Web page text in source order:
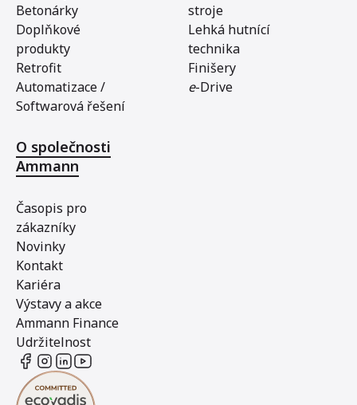
Betonárky
Doplňkové
produkty
Retrofit
Automatizace /
Softwarová řešení
stroje
Lehká hutnící
technika
Finišery
e-Drive
O společnosti
Ammann
Časopis pro
zákazníky
Novinky
Kontakt
Kariéra
Výstavy a akce
Ammann Finance
Udržitelnost